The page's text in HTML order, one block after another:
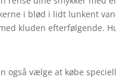
i blød i lidt lunkent
kluden efterfølgende.
også vælge at købe